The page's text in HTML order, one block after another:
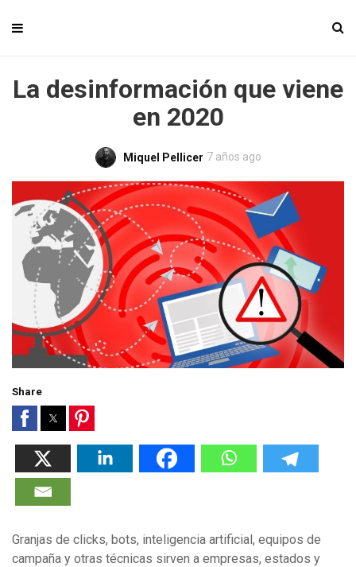
La desinformación que viene
en 2020
Miquel Pellicer 7 años ago
Share
Granjas de clicks, bots, inteligencia artificial, equipos de
campaña y otras técnicas sirven a empresas, estados y